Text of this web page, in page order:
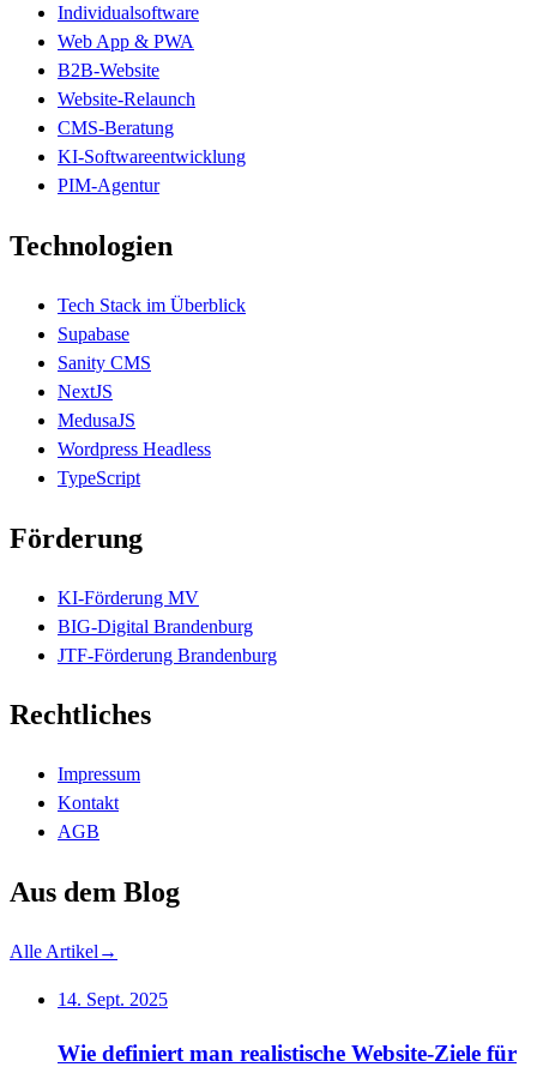
Individualsoftware
Web App & PWA
B2B-Website
Website-Relaunch
CMS-Beratung
KI-Softwareentwicklung
PIM-Agentur
Technologien
Tech Stack im Überblick
Supabase
Sanity CMS
NextJS
MedusaJS
Wordpress Headless
TypeScript
Förderung
KI-Förderung MV
BIG-Digital Brandenburg
JTF-Förderung Brandenburg
Rechtliches
Impressum
Kontakt
AGB
Aus dem Blog
Alle Artikel →
14. Sept. 2025
Wie definiert man realistische Website-Ziele für